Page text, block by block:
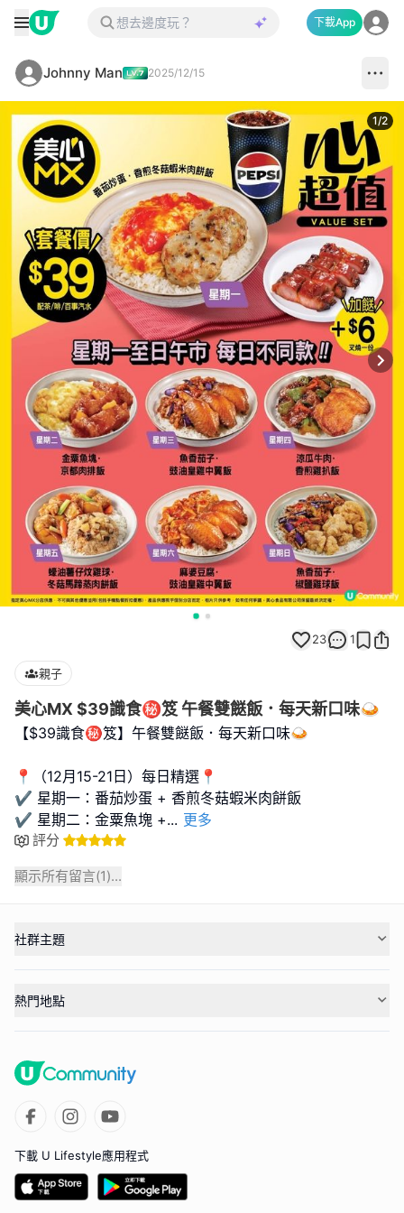
下載App
Johnny Man 2025/12/15
1/2
23 1
親子
美心MX $39識食㊙️笈 午餐雙餸飯．每天新口味🍛
【$39識食㊙️笈】午餐雙餸飯．每天新口味🍛
📍（12月15-21日）每日精選📍
✔️ 星期一：番茄炒蛋 + 香煎冬菇蝦米肉餅飯
✔️ 星期二：金粟魚塊 +... 更多
評分
顯示所有留言(1)...
社群主題
熱門地點
下載 U Lifestyle應用程式